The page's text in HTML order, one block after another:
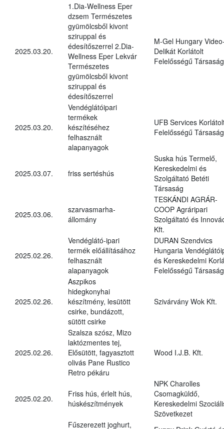
2025.03.20.
1.Dia-Wellness Eper
dzsem Természetes
gyümölcsből kivont
sziruppal és
édesítőszerrel 2.Dia-
Wellness Eper Lekvár
Természetes
gyümölcsből kivont
sziruppal és
édesítőszerrel
M-Gel Hungary
Delikát Korlátolt
Felelősségű Társaság
2025.03.20.
Vendéglátóipari
termékek
készítéséhez
felhasznált
alapanyagok
UFB Services
Felelősségű Társaság
2025.03.07. friss sertéshús
Suska hús Termelő,
Kereskedelmi és
Szolgáltató Betéti
Társaság
2025.03.06.
szarvasmarha-
állomány
TESKÁNDI AGRÁR-
COOP Agráripari
Szolgáltató és
Kft.
2025.02.26.
Vendéglátó-ipari
termék előállításához
felhasznált
alapanyagok
DURAN Szendvics
Hungaria
és Kereskedelmi
Felelősségű Társaság
2025.02.26.
Aszpikos
hidegkonyhai
készítmény, lesütött
csirke, bundázott,
sütött csirke
Szivárvány Wok Kft.
2025.02.26.
Szalsza szósz, Mizo
laktózmentes tej,
Elősütött, fagyasztott
olivás Pane Rustico
Retro pékáru
Wood I.J.B. Kft.
2025.02.20.
Friss hús, érlelt hús,
húskészítmények
NPK Charolles
Csomagküldő,
Kereskedelmi
Szövetkezet
Fűszerezett joghurt,